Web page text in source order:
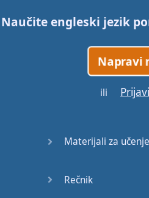
Naučite engleski jezik
Napravi
ili
Materijali za učenje
Rečnik